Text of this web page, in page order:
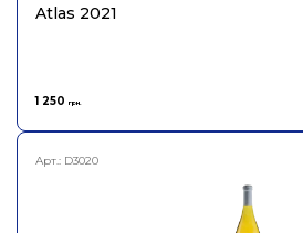
Atlas 2021
1 250 грн.
Арт.: D3020